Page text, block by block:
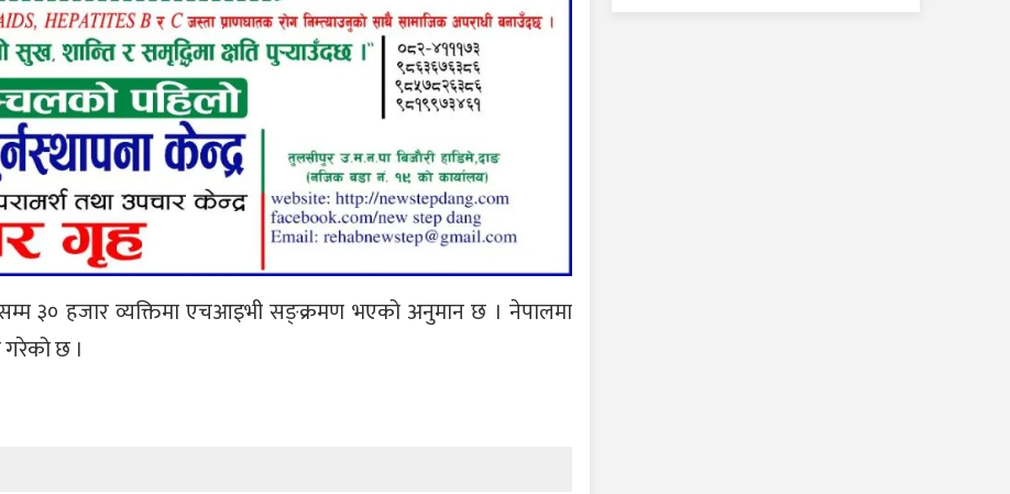
३० हजार व्यक्तिमा एचआइभी सङ्क्रमण भएको अनुमान छ । नेपालमा
छ ।